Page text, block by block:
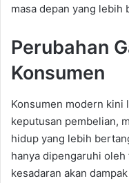
masa depan yang lebih
Perubahan
Konsumen
Konsumen modern kini
keputusan pembelian,
hidup yang lebih
hanya dipengaruhi
kesadaran akan